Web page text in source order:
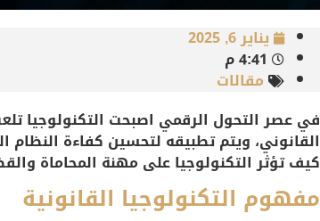
يناير 6, 2025
4:41 م
مقالات
في عصر التحول الرقمي اصبحت التكنولوجيا
كيف تؤثر التكنولوجيا على مهنة المحاماة
مفهوم التكنولوجيا القانونية